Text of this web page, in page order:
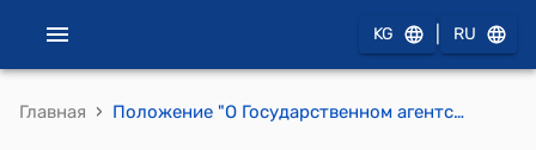
KG RU
Главная › Положение "О Государственном агентстве по защите персональных данных при Кабинете Министров Кыргызской Республики"